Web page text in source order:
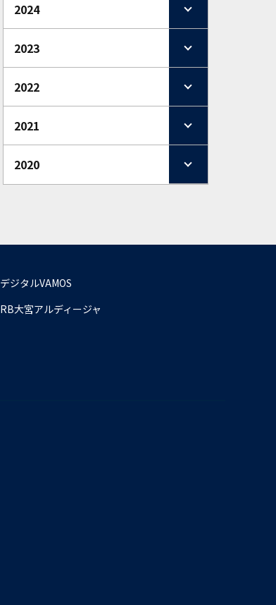
2024
2023
2022
2021
2020
デジタルVAMOS
RB大宮アルディージャ